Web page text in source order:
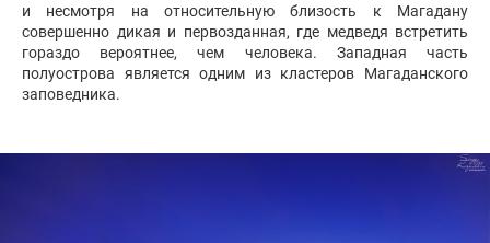
и несмотря на относительную близость к Магадану
совершенно дикая и первозданная, где медведя встретить
гораздо вероятнее, чем человека. Западная часть
полуострова является одним из кластеров Магаданского
заповедника.